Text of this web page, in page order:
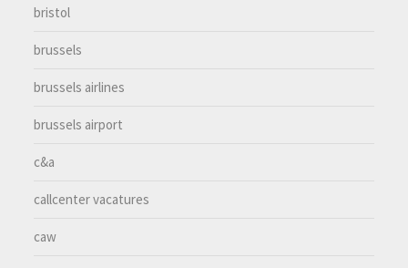
bristol
brussels
brussels airlines
brussels airport
c&a
callcenter vacatures
caw